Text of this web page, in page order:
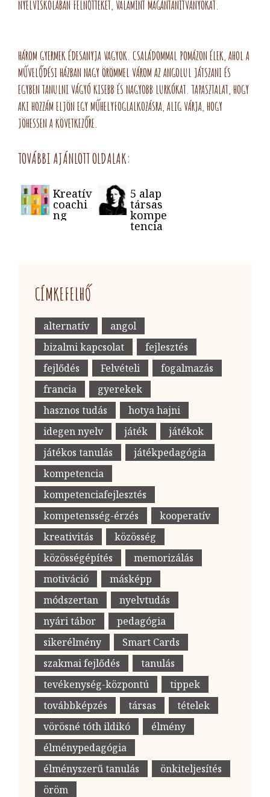
NYELVISKOLÁBAN FELNŐTTEKET, VALAMINT MAGÁNTANÍTVÁNYOKAT.
HÁROM GYERMEK ÉDESANYJA VAGYOK. CSALÁDOMMAL POMÁZON ÉLEK, AHOL A
MŰVELŐDÉSI HÁZBAN NAGY ÖRÖMMEL VÁROM AZ ANGOLUL JÁTSZANI ÉS
EGYBEN TANULNI VÁGYÓ KISEBB ÉS NAGYOBB LURKÓKAT. TAPASZTALAT, HOGY
AKI HOZZÁM ELJÖN EGY MŰHELYFOGLALKOZÁSRA, ALIG VÁRJA, HOGY
JÖHESSEN A KÖVETKEZŐRE.
TOVÁBBI AJÁNLOTT OLDALAK:
Kreatív
coachi
ng
5 alap
társas
kompe
tencia
CÍMKEFELHŐ
alternatív
angol
bizalmi kapcsolat
fejlesztés
fejlődés
Felvételi
fogalmazás
francia
gyerekek
hasznos tudás
hotya hajni
idegen nyelv
játék
játékok
játékos tanulás
játékpedagógia
kompetencia
kompetenciafejlesztés
kompetensség-érzés
kooperatív
kreativitás
közösség
közösségépítés
memorizálás
motiváció
másképp
módszertan
nyelvtudás
nyári tábor
pedagógia
sikerélmény
Smart Cards
szakmai fejlődés
tanulás
tevékenység-központú
tippek
továbbképzés
társas
tételek
vörösné tóth ildikó
élmény
élménypedagógia
élményszerű tanulás
önkiteljesítés
öröm